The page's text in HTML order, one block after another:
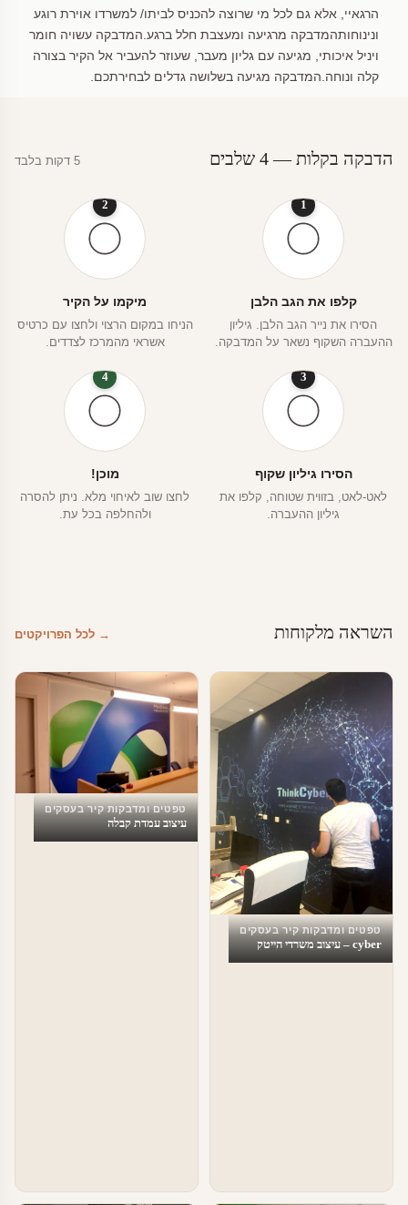
הרגאיי, אלא גם לכל מי שרוצה להכניס לביתו/ למשרדו אוירת רוגע
ונינוחותהמדבקה מרגיעה ומעצבת חלל ברגע.המדבקה עשויה חומר
ויניל איכותי, מגיעה עם גליון מעבר, שעוזר להעביר אל הקיר בצורה
קלה ונוחה.המדבקה מגיעה בשלושה גדלים לבחירתכם.
הדבקה בקלות — 4 שלבים 5 דקות בלבד
1
קלפו את הגב הלבן
הסירו את נייר הגב הלבן. גיליון
ההעברה השקוף נשאר על המדבקה.
2
מיקמו על הקיר
הניחו במקום הרצוי ולחצו עם כרטיס
אשראי מהמרכז לצדדים.
3
הסירו גיליון שקוף
לאט-לאט, בזווית שטוחה, קלפו את
גיליון ההעברה.
4
מוכן!
לחצו שוב לאיחוי מלא. ניתן להסרה
ולהחלפה בכל עת.
השראה מלקוחות → לכל הפרויקטים
טפטים ומדבקות קיר בעסקים
cyber – עיצוב משרדי הייטק
טפטים ומדבקות קיר בעסקים
עיצוב עמדת קבלה